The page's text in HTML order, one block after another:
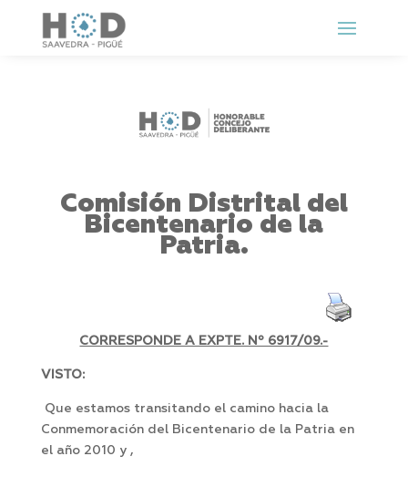
Comisión Distrital del
Bicentenario de la
Patria.
CORRESPONDE A EXPTE. Nº 6917/09.-
VISTO:
Que estamos transitando el camino hacia la
Conmemoración del Bicentenario de la Patria en
el año 2010 y ,